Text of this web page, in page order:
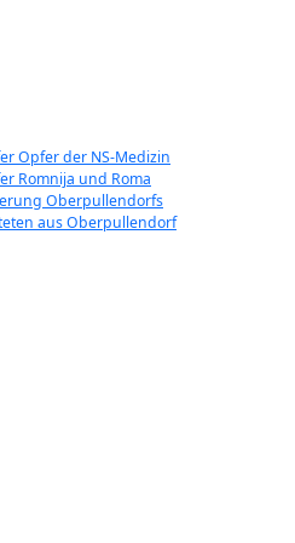
Opfer der NS-Medizin
Romnija und Roma
Oberpullendorfs
aus Oberpullendorf